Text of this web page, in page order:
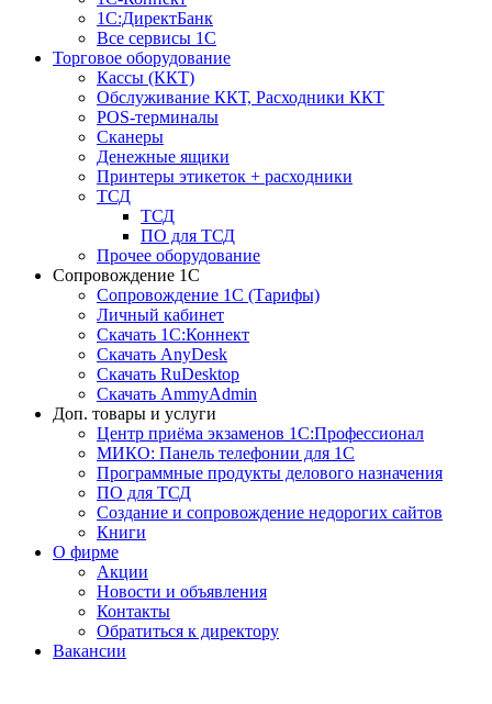
1С:ДиректБанк
Все сервисы 1С
Торговое оборудование
Кассы (ККТ)
Обслуживание ККТ, Расходники ККТ
POS-терминалы
Сканеры
Денежные ящики
Принтеры этикеток + расходники
ТСД
ТСД
ПО для ТСД
Прочее оборудование
Сопровождение 1С
Сопровождение 1С (Тарифы)
Личный кабинет
Скачать 1С:Коннект
Скачать AnyDesk
Скачать RuDesktop
Скачать AmmyAdmin
Доп. товары и услуги
Центр приёма экзаменов 1С:Профессионал
МИКО: Панель телефонии для 1С
Программные продукты делового назначения
ПО для ТСД
Создание и сопровождение недорогих сайтов
Книги
О фирме
Акции
Новости и объявления
Контакты
Обратиться к директору
Вакансии